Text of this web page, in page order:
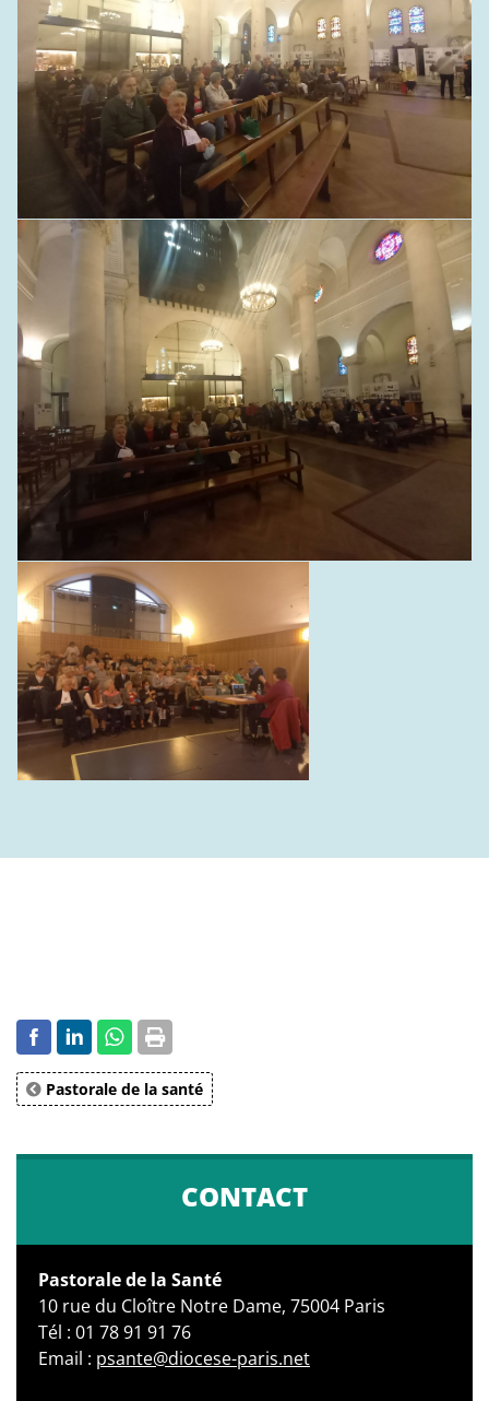
Pastorale de la santé
CONTACT
Pastorale de la Santé
10 rue du Cloître Notre Dame, 75004 Paris
Tél : 01 78 91 91 76
Email : psante@diocese-paris.net